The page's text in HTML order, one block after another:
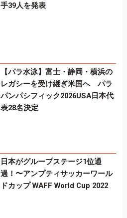
手39人を発表
【パラ水泳】富士・静岡・横浜の
レガシーを受け継ぎ米国へ パラ
パンパシフィック2026USA日本代
表28名決定
日本がグループステージ1位通
過！〜アンプティサッカーワール
ドカップ WAFF World Cup 2022